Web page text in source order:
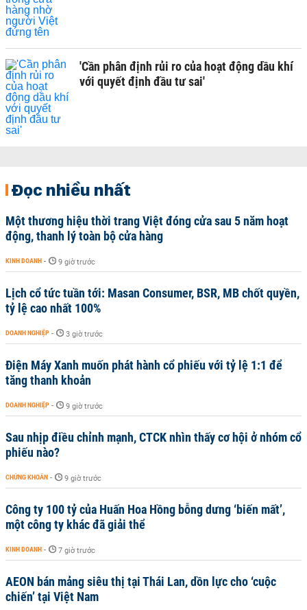
'Cần phân định rủi ro của hoạt động dầu khí
với quyết định đầu tư sai'
Đọc nhiều nhất
Một thương hiệu thời trang Việt đóng cửa sau 5 năm hoạt
động, thanh lý toàn bộ cửa hàng
KINH DOANH - 9 giờ trước
Lịch cổ tức tuần tới: Masan Consumer, BSR, MB chốt quyền,
tỷ lệ cao nhất 100%
DOANH NGHIỆP - 3 giờ trước
Điện Máy Xanh muốn phát hành cổ phiếu với tỷ lệ 1:1 để
tăng thanh khoản
DOANH NGHIỆP - 9 giờ trước
Sau nhịp điều chỉnh mạnh, CTCK nhìn thấy cơ hội ở nhóm cổ
phiếu nào?
CHỨNG KHOÁN - 9 giờ trước
Công ty 100 tỷ của Huấn Hoa Hồng bỗng dưng ‘biến mất’,
một công ty khác đã giải thể
KINH DOANH - 7 giờ trước
AEON bán mảng siêu thị tại Thái Lan, dồn lực cho ‘cuộc
chiến’ tại Việt Nam